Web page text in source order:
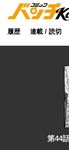
履歴 連載 / 読切
第44